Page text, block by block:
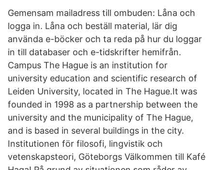
Gemensam mailadress till ombuden: Låna och
logga in. Låna och beställ material, lär dig
använda e-böcker och ta reda på hur du loggar
in till databaser och e-tidskrifter hemifrån.
Campus The Hague is an institution for
university education and scientific research of
Leiden University, located in The Hague.It was
founded in 1998 as a partnership between the
university and the municipality of The Hague,
and is based in several buildings in the city.
Institutionen för filosofi, lingvistik och
vetenskapsteori, Göteborgs Välkommen till Kafé